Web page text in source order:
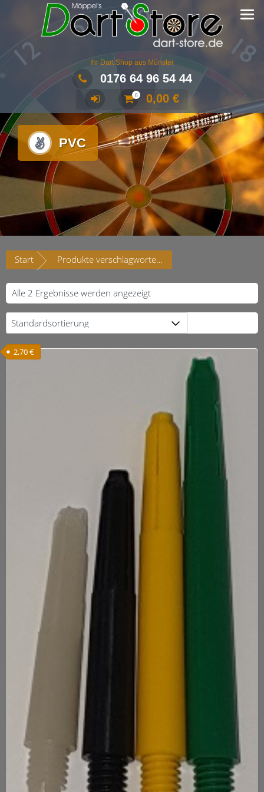
Ihr Dart Shop aus Münster
0176 64 96 54 44
0 0,00 €
PVC
Start Produkte verschlagwortet mit „PVC“
Alle 2 Ergebnisse werden angezeigt
2,70€